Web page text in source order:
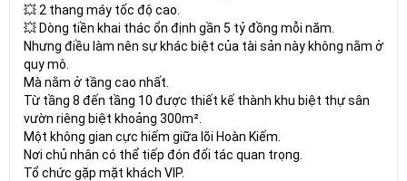
💥 2 thang máy tốc độ cao.
💥 Dòng tiền khai thác ổn định gần 5 tỷ đồng mỗi năm.
Nhưng điều làm nên sự khác biệt của tài sản này không nằm ở
quy mô.
Mà nằm ở tầng cao nhất.
Từ tầng 8 đến tầng 10 được thiết kế thành khu biệt thự sân
vườn riêng biệt khoảng 300m².
Một không gian cực hiếm giữa lõi Hoàn Kiếm.
Nơi chủ nhân có thể tiếp đón đối tác quan trọng.
Tổ chức gặp mặt khách VIP.